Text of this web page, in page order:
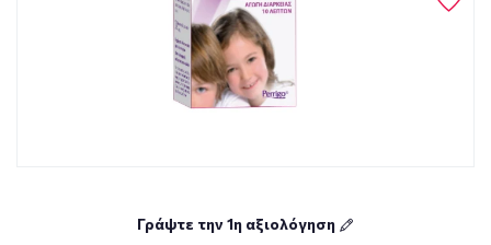
Γράψτε την 1η αξιολόγηση